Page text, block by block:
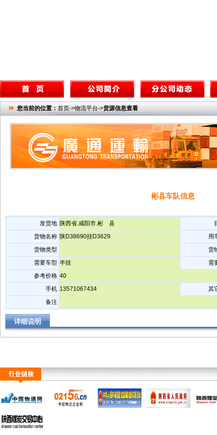
您当前的位置： 首页->物流平台->货源信息查看
彬县车队信息
发货地 陕西省.咸阳市.彬 县
货物名称 陕D38690挂D3629
用
货物类型
货
需要车型 半挂
需
参考价格 40
手机 13571067434
其
备注
详细说明